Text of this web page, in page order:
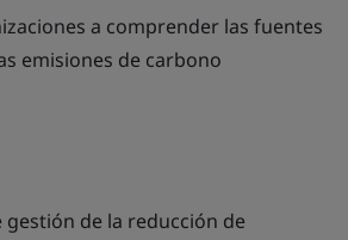
a comprender las fuentes
emisiones de carbono
gestión de la reducción de